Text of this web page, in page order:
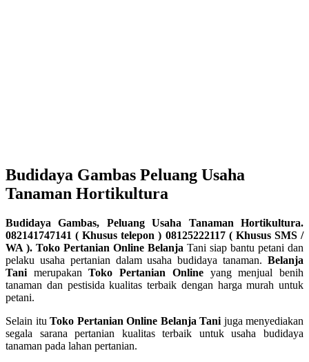
Budidaya Gambas Peluang Usaha
Tanaman Hortikultura
Budidaya Gambas, Peluang Usaha Tanaman Hortikultura.
082141747141 ( Khusus telepon ) 08125222117 ( Khusus SMS /
WA ). Toko Pertanian Online Belanja Tani siap bantu petani dan
pelaku usaha pertanian dalam usaha budidaya tanaman. Belanja
Tani merupakanToko Pertanian Onlineyang menjual benih
tanaman dan pestisida kualitas terbaik dengan harga murah untuk
petani.
Selain itu Toko Pertanian Online Belanja Tani juga menyediakan
segala sarana pertanian kualitas terbaik untuk usaha budidaya
tanaman pada lahan pertanian.